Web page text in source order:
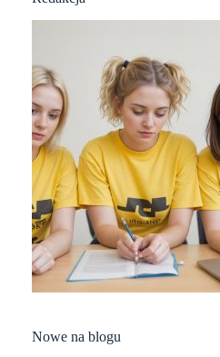
Nowe na blogu